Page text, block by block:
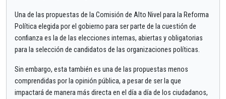
Una de las propuestas de la Comisión de Alto Nivel para la Reforma
Política elegida por el gobierno para ser parte de la cuestión de
confianza es la de las elecciones internas, abiertas y obligatorias
para la selección de candidatos de las organizaciones políticas.
Sin embargo, esta también es una de las propuestas menos
comprendidas por la opinión pública, a pesar de ser la que
impactará de manera más directa en el día a día de los ciudadanos,